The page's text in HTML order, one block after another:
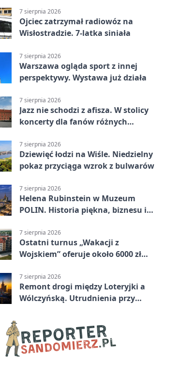
7 sierpnia 2026
Ojciec zatrzymał radiowóz na
Wisłostradzie. 7-latka siniała
7 sierpnia 2026
Warszawa ogląda sport z innej
perspektywy. Wystawa już działa
7 sierpnia 2026
Jazz nie schodzi z afisza. W stolicy
koncerty dla fanów różnych
7 sierpnia 2026
Dziewięć łodzi na Wiśle. Niedzielny
pokaz przyciąga wzrok z bulwarów
7 sierpnia 2026
Helena Rubinstein w Muzeum
POLIN. Historia piękna, biznesu i
7 sierpnia 2026
Ostatni turnus „Wakacji z
Wojskiem” oferuje około 6000 zł
7 sierpnia 2026
Remont drogi między Loteryjki a
Wólczyńską. Utrudnienia przy